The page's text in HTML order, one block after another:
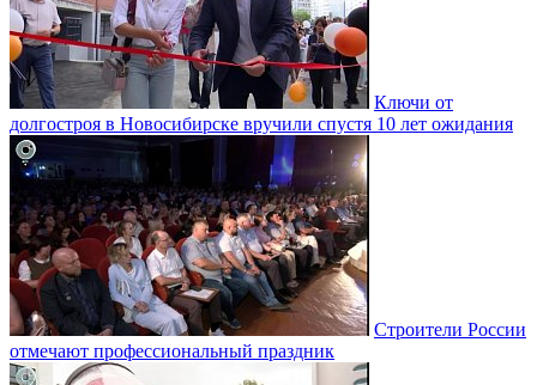
Ключи от
долгостроя в Новосибирске вручили спустя 10 лет ожидания
Строители России
отмечают профессиональный праздник